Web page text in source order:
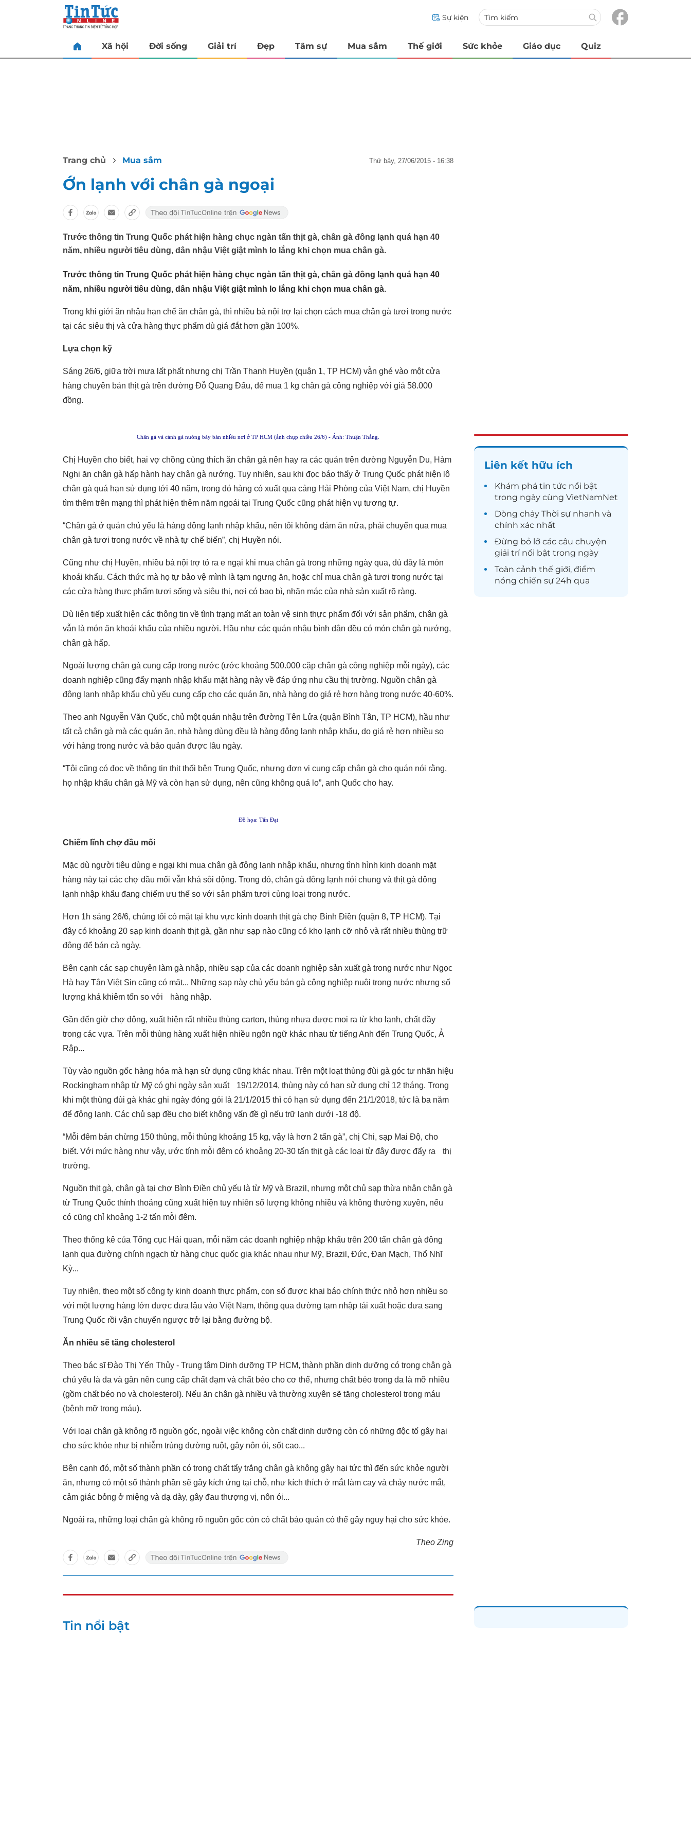
Sự kiện
Xã hội Đời sống Giải trí Đẹp Tâm sự Mua sắm Thế giới Sức khỏe Giáo dục Quiz
Trang chủ Mua sắm thứ bảy, 27/06/2015 - 16:38
Ớn lạnh với chân gà ngoại
Trước thông tin Trung Quốc phát hiện hàng chục ngàn tấn thịt gà, chân gà đông lạnh quá hạn 40
năm, nhiều người tiêu dùng, dân nhậu Việt giật mình lo lắng khi chọn mua chân gà.
Trước thông tin Trung Quốc phát hiện hàng chục ngàn tấn thịt gà, chân gà đông lạnh quá hạn 40
năm, nhiều người tiêu dùng, dân nhậu Việt giật mình lo lắng khi chọn mua chân gà.
Trong khi giới ăn nhậu hạn chế ăn chân gà, thì nhiều bà nội trợ lại chọn cách mua chân gà tươi trong nước
tại các siêu thị và cửa hàng thực phẩm dù giá đắt hơn gần 100%.
Lựa chọn kỹ
Sáng 26/6, giữa trời mưa lất phất nhưng chị Trần Thanh Huyền (quận 1, TP HCM) vẫn ghé vào một cửa
hàng chuyên bán thịt gà trên đường Đỗ Quang Đẩu, để mua 1 kg chân gà công nghiệp với giá 58.000
đồng.
Chân gà và cánh gà nướng bày bán nhiều nơi ở TP HCM (ảnh chụp chiều 26/6) - Ảnh: Thuận Thắng.
Chị Huyền cho biết, hai vợ chồng cùng thích ăn chân gà nên hay ra các quán trên đường Nguyễn Du, Hàm
Nghi ăn chân gà hấp hành hay chân gà nướng. Tuy nhiên, sau khi đọc báo thấy ở Trung Quốc phát hiện lô
chân gà quá hạn sử dụng tới 40 năm, trong đó hàng có xuất qua cảng Hải Phòng của Việt Nam, chị Huyền
tìm thêm trên mạng thì phát hiện thêm năm ngoái tại Trung Quốc cũng phát hiện vụ tương tự.
“Chân gà ở quán chủ yếu là hàng đông lạnh nhập khẩu, nên tôi không dám ăn nữa, phải chuyển qua mua
chân gà tươi trong nước về nhà tự chế biến”, chị Huyền nói.
Cũng như chị Huyền, nhiều bà nội trợ tỏ ra e ngại khi mua chân gà trong những ngày qua, dù đây là món
khoái khẩu. Cách thức mà họ tự bảo vệ mình là tạm ngưng ăn, hoặc chỉ mua chân gà tươi trong nước tại
các cửa hàng thực phẩm tươi sống và siêu thị, nơi có bao bì, nhãn mác của nhà sản xuất rõ ràng.
Dù liên tiếp xuất hiện các thông tin về tình trạng mất an toàn vệ sinh thực phẩm đối với sản phẩm, chân gà
vẫn là món ăn khoái khẩu của nhiều người. Hầu như các quán nhậu bình dân đều có món chân gà nướng,
chân gà hấp.
Ngoài lượng chân gà cung cấp trong nước (ước khoảng 500.000 cặp chân gà công nghiệp mỗi ngày), các
doanh nghiệp cũng đẩy mạnh nhập khẩu mặt hàng này về đáp ứng nhu cầu thị trường. Nguồn chân gà
đông lạnh nhập khẩu chủ yếu cung cấp cho các quán ăn, nhà hàng do giá rẻ hơn hàng trong nước 40-60%.
Theo anh Nguyễn Văn Quốc, chủ một quán nhậu trên đường Tên Lửa (quận Bình Tân, TP HCM), hầu như
tất cả chân gà mà các quán ăn, nhà hàng dùng đều là hàng đông lạnh nhập khẩu, do giá rẻ hơn nhiều so
với hàng trong nước và bảo quản được lâu ngày.
“Tôi cũng có đọc về thông tin thịt thối bên Trung Quốc, nhưng đơn vị cung cấp chân gà cho quán nói rằng,
họ nhập khẩu chân gà Mỹ và còn hạn sử dụng, nên cũng không quá lo”, anh Quốc cho hay.
Đồ họa: Tấn Đạt
Chiếm lĩnh chợ đầu mối
Mặc dù người tiêu dùng e ngại khi mua chân gà đông lạnh nhập khẩu, nhưng tình hình kinh doanh mặt
hàng này tại các chợ đầu mối vẫn khá sôi động. Trong đó, chân gà đông lạnh nói chung và thịt gà đông
lạnh nhập khẩu đang chiếm ưu thế so với sản phẩm tươi cùng loại trong nước.
Hơn 1h sáng 26/6, chúng tôi có mặt tại khu vực kinh doanh thịt gà chợ Bình Điền (quận 8, TP HCM). Tại
đây có khoảng 20 sạp kinh doanh thịt gà, gần như sạp nào cũng có kho lạnh cỡ nhỏ và rất nhiều thùng trữ
đông để bán cả ngày.
Bên cạnh các sạp chuyên làm gà nhập, nhiều sạp của các doanh nghiệp sản xuất gà trong nước như Ngọc
Hà hay Tân Việt Sin cũng có mặt... Những sạp này chủ yếu bán gà công nghiệp nuôi trong nước nhưng số
lượng khá khiêm tốn so với hàng nhập.
Gần đến giờ chợ đông, xuất hiện rất nhiều thùng carton, thùng nhựa được moi ra từ kho lạnh, chất đầy
trong các vựa. Trên mỗi thùng hàng xuất hiện nhiều ngôn ngữ khác nhau từ tiếng Anh đến Trung Quốc, Ả
Rập...
Tùy vào nguồn gốc hàng hóa mà hạn sử dụng cũng khác nhau. Trên một loạt thùng đùi gà góc tư nhãn hiệu
Rockingham nhập từ Mỹ có ghi ngày sản xuất 19/12/2014, thùng này có hạn sử dụng chỉ 12 tháng. Trong
khi một thùng đùi gà khác ghi ngày đóng gói là 21/1/2015 thì có hạn sử dụng đến 21/1/2018, tức là ba năm
để đông lạnh. Các chủ sạp đều cho biết không vấn đề gì nếu trữ lạnh dưới -18 độ.
“Mỗi đêm bán chừng 150 thùng, mỗi thùng khoảng 15 kg, vậy là hơn 2 tấn gà”, chị Chi, sạp Mai Độ, cho
biết. Với mức hàng như vậy, ước tính mỗi đêm có khoảng 20-30 tấn thịt gà các loại từ đây được đẩy ra thị
trường.
Nguồn thịt gà, chân gà tại chợ Bình Điền chủ yếu là từ Mỹ và Brazil, nhưng một chủ sạp thừa nhận chân gà
từ Trung Quốc thỉnh thoảng cũng xuất hiện tuy nhiên số lượng không nhiều và không thường xuyên, nếu
có cũng chỉ khoảng 1-2 tấn mỗi đêm.
Theo thống kê của Tổng cục Hải quan, mỗi năm các doanh nghiệp nhập khẩu trên 200 tấn chân gà đông
lạnh qua đường chính ngạch từ hàng chục quốc gia khác nhau như Mỹ, Brazil, Đức, Đan Mạch, Thổ Nhĩ
Kỳ...
Tuy nhiên, theo một số công ty kinh doanh thực phẩm, con số được khai báo chính thức nhỏ hơn nhiều so
với một lượng hàng lớn được đưa lậu vào Việt Nam, thông qua đường tạm nhập tái xuất hoặc đưa sang
Trung Quốc rồi vận chuyển ngược trở lại bằng đường bộ.
Ăn nhiều sẽ tăng cholesterol
Theo bác sĩ Đào Thị Yến Thủy - Trung tâm Dinh dưỡng TP HCM, thành phần dinh dưỡng có trong chân gà
chủ yếu là da và gân nên cung cấp chất đạm và chất béo cho cơ thể, nhưng chất béo trong da là mỡ nhiều
(gồm chất béo no và cholesterol). Nếu ăn chân gà nhiều và thường xuyên sẽ tăng cholesterol trong máu
(bệnh mỡ trong máu).
Với loại chân gà không rõ nguồn gốc, ngoài việc không còn chất dinh dưỡng còn có những độc tố gây hại
cho sức khỏe như bị nhiễm trùng đường ruột, gây nôn ói, sốt cao...
Bên cạnh đó, một số thành phần có trong chất tẩy trắng chân gà không gây hại tức thì đến sức khỏe người
ăn, nhưng có một số thành phần sẽ gây kích ứng tại chỗ, như kích thích ở mắt làm cay và chảy nước mắt,
cảm giác bỏng ở miệng và dạ dày, gây đau thượng vị, nôn ói...
Ngoài ra, những loại chân gà không rõ nguồn gốc còn có chất bảo quản có thể gây nguy hại cho sức khỏe.
Theo Zing
Liên kết hữu ích
Khám phá tin tức nổi bật
trong ngày cùng VietNamNet
Dòng chảy Thời sự nhanh và
chính xác nhất
Đừng bỏ lỡ các câu chuyện
giải trínổi bật trong ngày
Toàn cảnh thế giới, điểm
nóng chiến sự 24h qua
Tin nổi bật